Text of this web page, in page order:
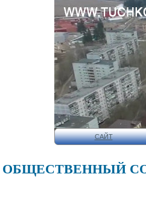
САЙТ
ОБЩЕСТВЕННЫЙ